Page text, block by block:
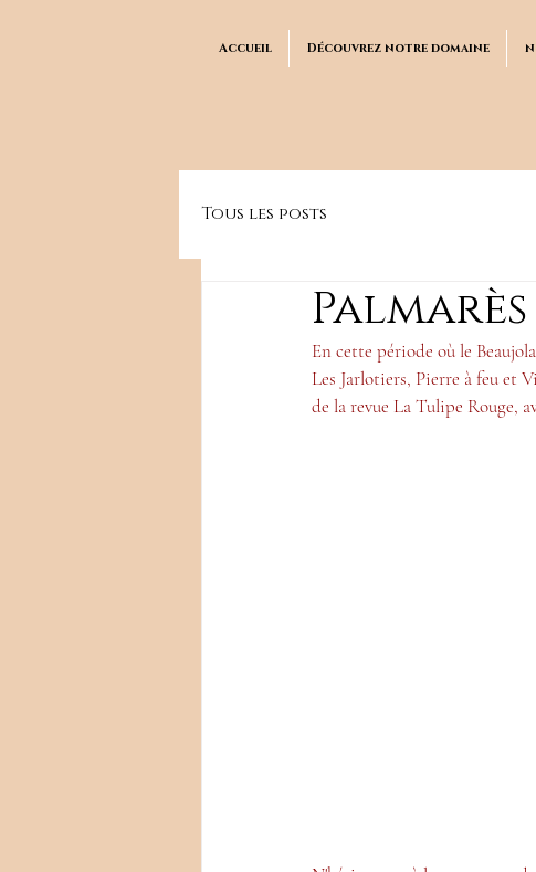
Accueil Découvrez notre domaine
Tous les posts
En cette période où le
Les Jarlotiers, Pierre à feu et
de la revue La Tulipe Rouge,